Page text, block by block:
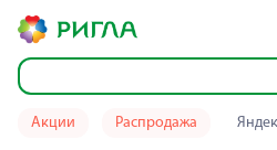
Акции Распродажа